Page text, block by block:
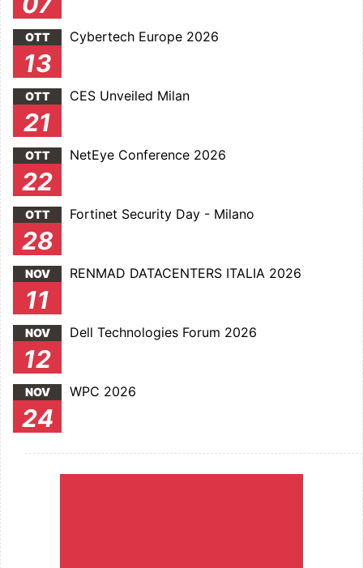
OTT
13
Cybertech Europe 2026
OTT
21
CES Unveiled Milan
OTT
22
NetEye Conference 2026
OTT
28
Fortinet Security Day - Milano
NOV
11
RENMAD DATACENTERS ITALIA 2026
NOV
12
Dell Technologies Forum 2026
NOV
24
WPC 2026